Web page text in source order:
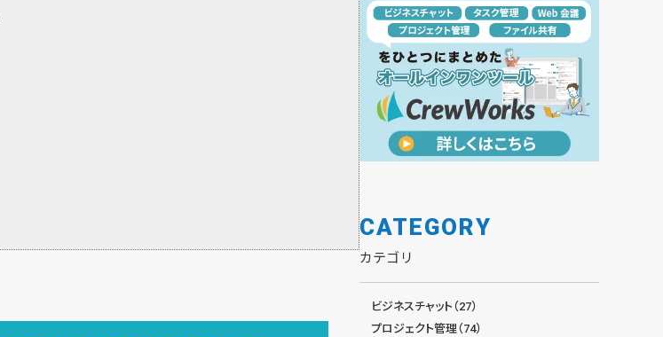
CATEGORY
カテゴリ
ビジネスチャット（27）
プロジェクト管理（74）